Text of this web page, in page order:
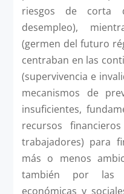
riesgos de corta
desempleo),
(germen del futuro
centraban en las
(supervivencia e
mecanismos de
insuficientes,
recursos
trabajadores) para
más o menos
también por las
económicas y